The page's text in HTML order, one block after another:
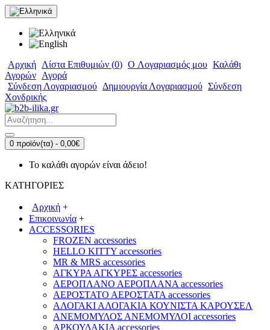
Αρχική Λίστα Επιθυμιών (0) O Λογαριασμός μου Καλάθι
Αγορών Αγορά
Σύνδεση Λογαριασμού Δημιουργία Λογαριασμού Σύνδεση
Χονδρικής
0 προϊόν(τα) - 0,00€
Το καλάθι αγορών είναι άδειο!
ΚΑΤΗΓΟΡΙΕΣ
Αρχική +
Επικοινωνία +
ACCESSORIES
FROZEN accessories
HELLO KITTY accessories
MR & MRS accessories
ΑΓΚΥΡΑ ΑΓΚΥΡΕΣ accessories
ΑΕΡΟΠΛΑΝΟ ΑΕΡΟΠΛΑΝΑ accessories
ΑΕΡΟΣΤΑΤΟ ΑΕΡΟΣΤΑΤΑ accessories
ΑΛΟΓΑΚΙ ΑΛΟΓΑΚΙΑ ΚΟΥΝΙΣΤΑ ΚΑΡΟΥΣΕΛ
ΑΝΕΜΟΜΥΛΟΣ ΑΝΕΜΟΜΥΛΟΙ accessories
ΑΡΚΟΥΔΑΚΙΑ accessories